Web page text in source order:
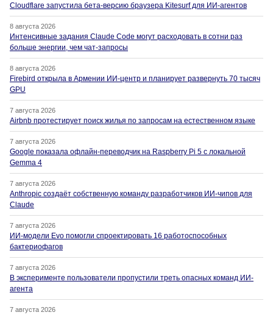
Cloudflare запустила бета-версию браузера Kitesurf для ИИ-агентов
8 августа 2026
Интенсивные задания Claude Code могут расходовать в сотни раз
больше энергии, чем чат-запросы
8 августа 2026
Firebird открыла в Армении ИИ-центр и планирует развернуть 70 тысяч
GPU
7 августа 2026
Airbnb протестирует поиск жилья по запросам на естественном языке
7 августа 2026
Google показала офлайн-переводчик на Raspberry Pi 5 с локальной
Gemma 4
7 августа 2026
Anthropic создаёт собственную команду разработчиков ИИ-чипов для
Claude
7 августа 2026
ИИ-модели Evo помогли спроектировать 16 работоспособных
бактериофагов
7 августа 2026
В эксперименте пользователи пропустили треть опасных команд ИИ-
агента
7 августа 2026